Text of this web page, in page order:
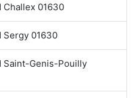
01630
Sergy 01630
Saint-Genis-Pouilly